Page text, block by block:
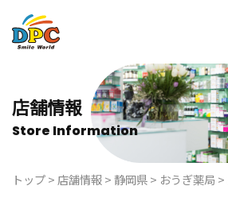
店舗情報
Store Information
トップ> 店舗情報>静岡県> おうぎ薬局 >